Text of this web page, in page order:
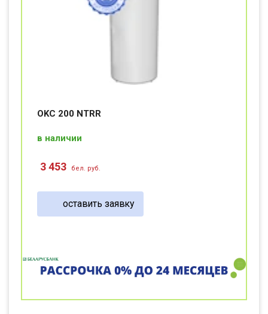
OKC 200 NTRR
в наличии
3 453 бел. руб.
оставить заявку